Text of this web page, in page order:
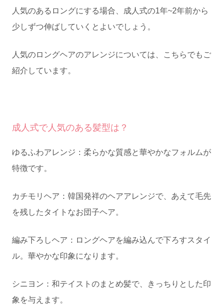
人気のあるロングにする場合、成人式の1年~2年前から
少しずつ伸ばしていくとよいでしょう。
人気のロングヘアのアレンジについては、こちらでもご
紹介しています。
成人式で人気のある髪型は？
ゆるふわアレンジ：柔らかな質感と華やかなフォルムが
特徴です。
カチモリヘア：韓国発祥のヘアアレンジで、あえて毛先
を残したタイトなお団子ヘア。
編み下ろしヘア：ロングヘアを編み込んで下ろすスタイ
ル。華やかな印象になります。
シニヨン：和テイストのまとめ髪で、きっちりとした印
象を与えます。